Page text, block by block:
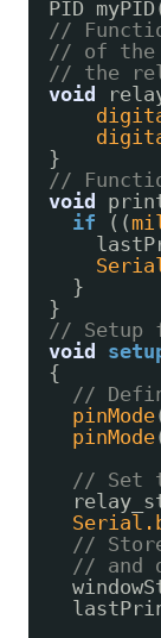
PID
//
// of the
// the
void
}
//
void
if
((
}
}
// Setup
void
{
//
pinMode
pinMode
// Set
//
// and